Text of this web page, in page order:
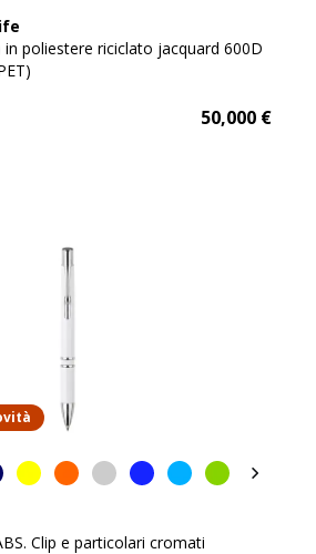
poliestere riciclato jacquard 600D
50,000 €
Clip e particolari cromati